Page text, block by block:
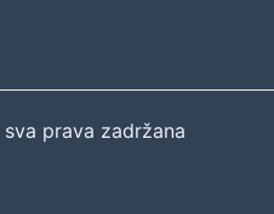
prava zadržana